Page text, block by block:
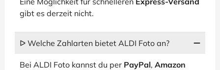
gibt es derzeit nicht.
ᐅ Welche Zahlarten bietet ALDI Foto an?
Bei ALDI Foto kannst du per PayPal, Amazon